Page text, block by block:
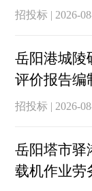
结果公示
招投标 | 2026-
岳阳港城陵
评价报告编
招投标 | 2026-
岳阳塔市驿
载机作业劳